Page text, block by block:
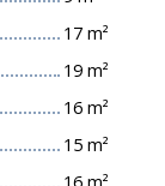
17 m²
19 m²
16 m²
15 m²